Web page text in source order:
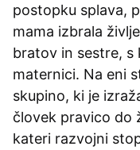
postopku splava,
mama izbrala
bratov in sestre, s
maternici. Na eni
skupino, ki je
človek pravico do
kateri razvojni